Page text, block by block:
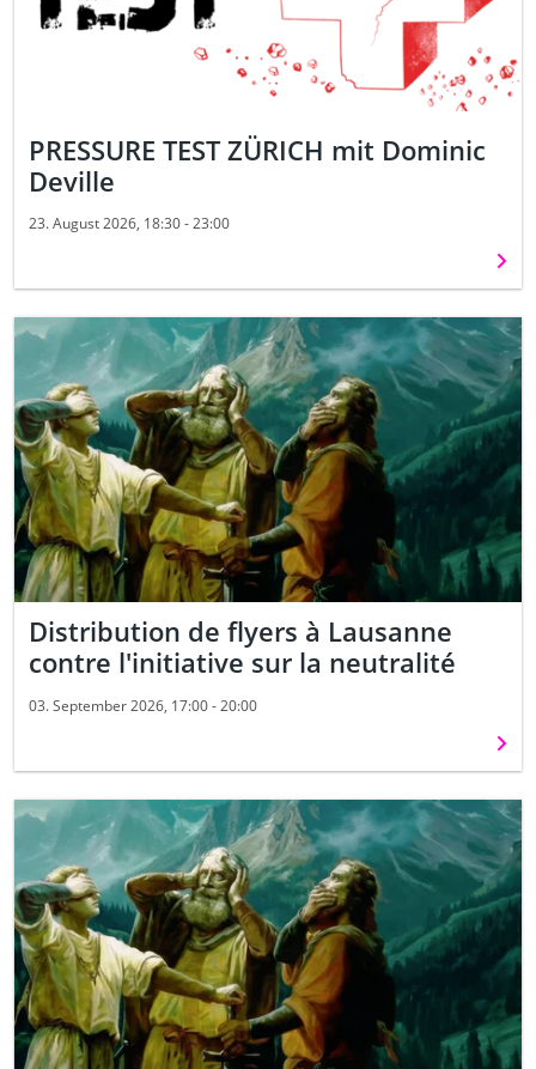
PRESSURE TEST ZÜRICH mit Dominic
Deville
23. August 2026, 18:30 - 23:00
Distribution de flyers à Lausanne
contre l'initiative sur la neutralité
03. September 2026, 17:00 - 20:00